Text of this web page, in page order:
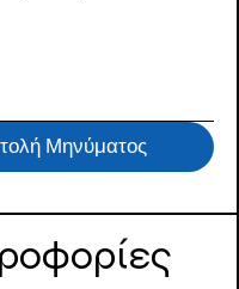
Μηνύματος